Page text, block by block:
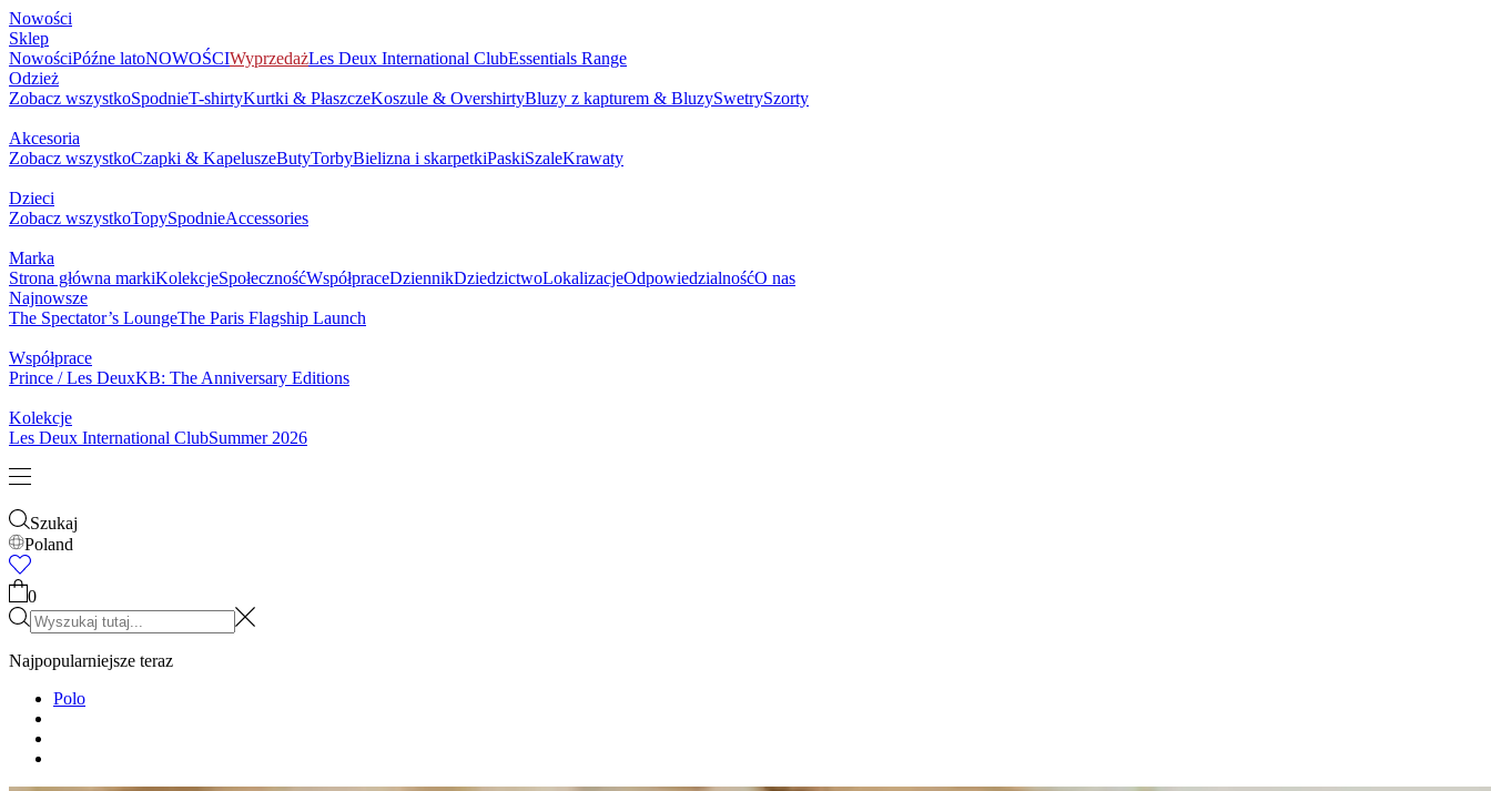
Nowości
Sklep
NowościPóźne latoNOWOŚCIWyprzedażLes Deux International ClubEssentials Range
Odzież
Zobacz wszystkoSpodnieT-shirtyKurtki & PłaszczeKoszule & OvershirtyBluzy z kapturem & BluzySwetrySzorty
Akcesoria
Zobacz wszystkoCzapki & KapeluszeButyTorbyBielizna i skarpetkiPaskiSzaleKrawaty
Dzieci
Zobacz wszystkoTopySpodnieAccessories
Marka
Strona główna markiKolekcjeSpołecznośćWspółpraceDziennikDziedzictwoLokalizacjeOdpowiedzialnośćO nas
Najnowsze
The Spectator’s LoungeThe Paris Flagship Launch
Współprace
Prince / Les DeuxKB: The Anniversary Editions
Kolekcje
Les Deux International ClubSummer 2026
Szukaj
Poland
0
Najpopularniejsze teraz
Polo